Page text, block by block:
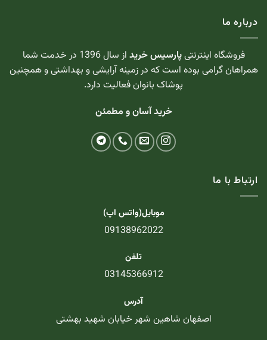
درباره ما
فروشگاه اینترنتیپارسیس خرید
از سال 1396 در خدمت شما
همراهان گرامی بوده است که در زمینه آرایشی و بهداشتی و همچنین
پوشاک بانوان فعالیت دارد.
خرید آسان و مطمئن
ارتباط با ما
موبایل(واتس اپ)
09138962022
تلفن
03145366912
آدرس
اصفهان شاهین شهر خیابان شهید بهشتی